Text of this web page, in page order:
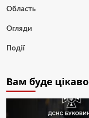
Область
Огляди
Події
Вам буде цікаво